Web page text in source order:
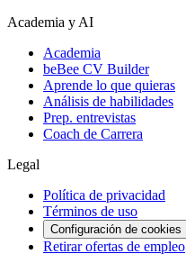
Academia y AI
Academia
beBee CV Builder
Aprende lo que quieras
Análisis de habilidades
Prep. entrevistas
Coach de Carrera
Legal
Política de privacidad
Términos de uso
Configuración de cookies
Retirar ofertas de empleo